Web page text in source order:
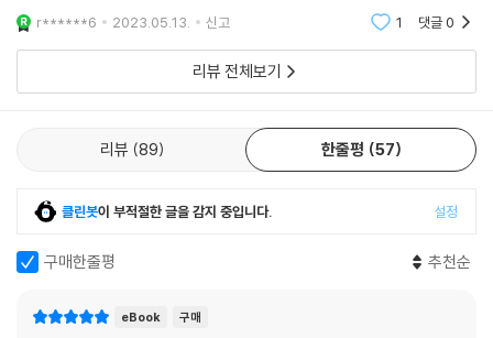
제14장 메타 모먼트, 최고의 내가 되는 순간
감정 조절은 최고의 나를 만들어준다
메타 모먼트: 최고의 자아를 선택하는 기술
부록: 감정 조절 기술을 위한 실용 가이드
참고 자료, 정신 건강 자료
이 책은 감정을 어떻게 대하고 다뤄야 할지를 전 세계 독자에게 공유하기
위한 결과로, 감정 연구의 정수(精髓)라고 해도 과언이 아니다. 감정 문제
로 끊임없이 크고 작은 어려움을 겪는 수많은 사람들을 향해 저자는 이 악
순환의 고리를 끊고 지혜롭고 현명하게 감정 문제에 대처하자고 이야기한
다. 코로나바이러스감염증-19로 한층 각박해진 현실과 관련해 저자는 최
근 〈퍼블리셔스 위클리〉와의 인터뷰에서 다음과 같이 말했다. “미친 듯이
니다. 면대면이든 온라인이든 인간관계는 인간관계입니다. 집에서 온라인
장 선생님이 말씀하셨듯이 ‘학교가 아니라 사람이 곧 환경’입니다. 저는 가
사람이 직접 만나기 힘든 비대면 상황이 급속히 늘어나는 현재, 우리의 감
방식을 배워왔다. 감정은 중요하지만 그것을 어떻게 표현하는 가는 또한
중요하다.
r******6 2023.05.13. 신고 1 댓글0
리뷰 전체보기
리뷰 89 한줄평 57
클린봇이 부적절한 글을 감지 중입니다. 설정
구매한줄평 추천순
eBook 구매